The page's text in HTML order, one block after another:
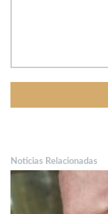
Noticias Relacionadas